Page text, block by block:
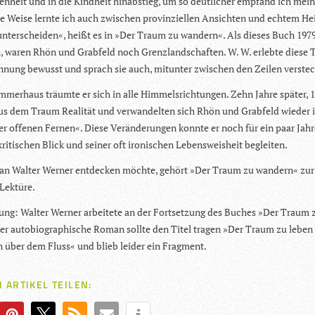
Weise lernte ich auch zwi­schen pro­vin­zi­el­len Ansich­ten und ech­tem
heißt es in »Der Traum zu wan­dern«. Als die­ses Buch
waren Rhön und Grab­feld noch Grenz­land­schaf­ten. W. W. erlebte diese
bewusst und sprach sie auch, mit­un­ter zwi­schen den Zei­len
träumte er sich in alle Him­mels­rich­tun­gen. Zehn Jahre spä­ter,
dem Traum Rea­li­tät und ver­wan­del­ten sich Rhön und Grab­feld wie­der
offe­nen Fer­nen«. Diese Ver­än­de­run­gen konnte er noch für ein paar
Blick und sei­ner oft iro­ni­schen Lebens­weis­heit begleiten.
Wal­ter Wer­ner ent­de­cken möchte, gehört »Der Traum zu wan­dern«
Wal­ter Wer­ner arbei­tete an der Fort­set­zung des Buches »Der
auto­bio­gra­phi­sche Roman sollte den Titel tra­gen »Der Traum zu
über dem Fluss« und blieb lei­der ein Fragment.
ARTIKEL TEILEN: